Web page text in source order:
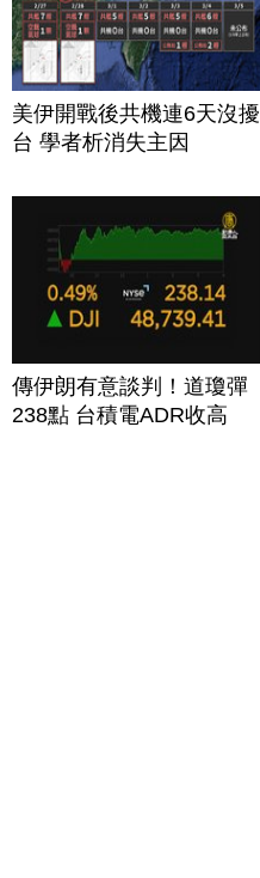
美伊開戰後共機連6天沒擾
台 學者析消失主因
傳伊朗有意談判！道瓊彈
238點 台積電ADR收高